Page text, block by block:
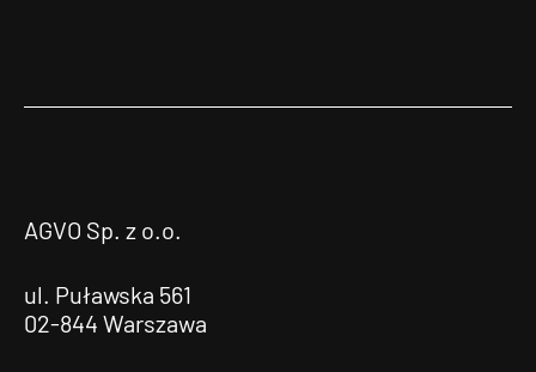
AGVO Sp. z o.o.
ul. Puławska 561
02-844 Warszawa